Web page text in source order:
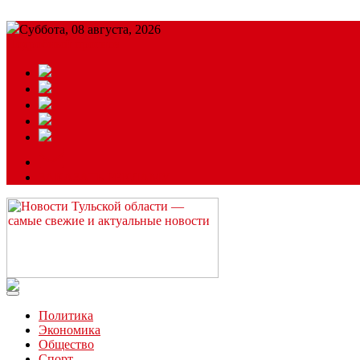
Суббота, 08 августа, 2026
Читайте последние новости дня в Тульской области на сайте
Политика
Экономика
Общество